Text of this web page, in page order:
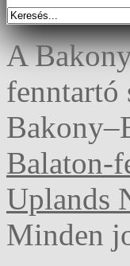
A
fenntartó
Balaton-
Uplands
Minden